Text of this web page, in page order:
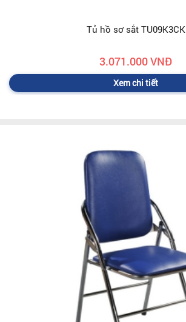
Tủ hồ sơ sắt TU09K3CK
3.071.000 VNĐ
Xem chi tiết